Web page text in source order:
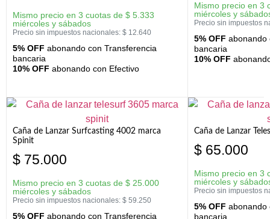
Mismo precio en 3 cuotas de $ 5.333
miércoles y sábados
Precio sin impuestos nacionales: $ 12.640
5% OFF abonando con Transferencia
bancaria
10% OFF abonando con Efectivo
Mismo precio en 3
miércoles y
Precio sin impuestos
5% OFF abonando
bancaria
10% OFF
Caña de Lanzar Surfcasting 4002 marca
Spinit
$ 75.000
Mismo precio en 3 cuotas de $ 25.000
miércoles y sábados
Precio sin impuestos nacionales: $ 59.250
5% OFF abonando con Transferencia
Caña de Lanzar
$ 65.000
Mismo precio en 3
miércoles y
Precio sin impuestos
5% OFF abonando
bancaria